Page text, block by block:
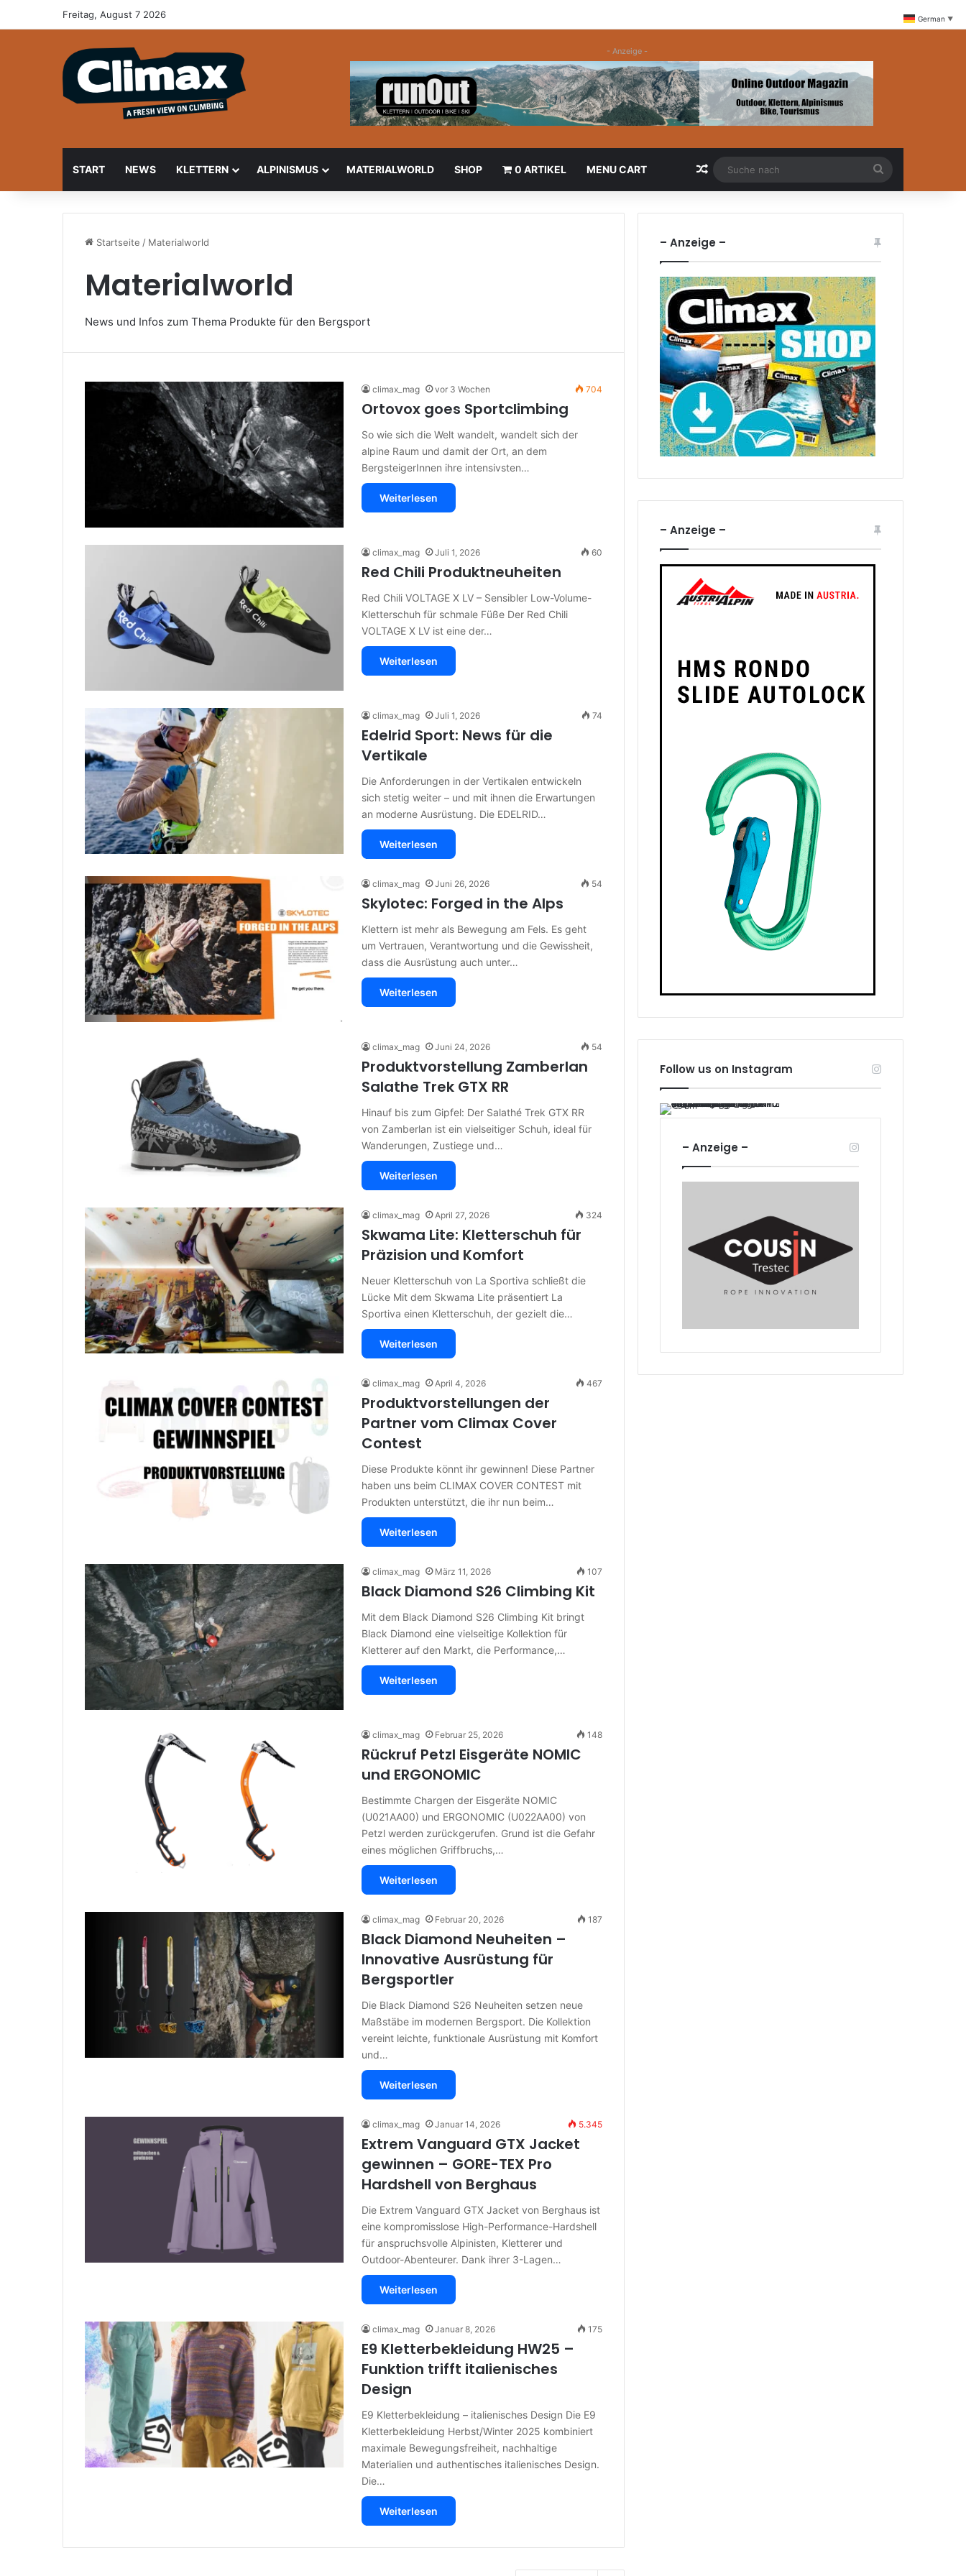
Freitag, August 7 2026
- Anzeige -
START NEWS KLETTERN ALPINISMUS MATERIALWORLD SHOP 0 ARTIKEL MENU CART Zufällige Artikel
nach
Startseite / Materialworld
Materialworld
News und Infos zum Thema Produkte für den Bergsport
climax_mag vor 3 Wochen 704
Ortovox goes Sportclimbing
So wie sich die Welt wandelt, wandelt sich der
alpine Raum und damit der Ort, an dem
BergsteigerInnen ihre intensivsten…
Weiterlesen
climax_mag Juli 1, 2026 60
Red Chili Produktneuheiten
Red Chili VOLTAGE X LV – Sensibler Low-Volume-
Kletterschuh für schmale Füße Der Red Chili
VOLTAGE X LV ist eine der…
Weiterlesen
climax_mag Juli 1, 2026 74
Edelrid Sport: News für die
Vertikale
Die Anforderungen in der Vertikalen entwickeln
sich stetig weiter – und mit ihnen die Erwartungen
an moderne Ausrüstung. Die EDELRID…
Weiterlesen
climax_mag Juni 26, 2026 54
Skylotec: Forged in the Alps
Klettern ist mehr als Bewegung am Fels. Es geht
um Vertrauen, Verantwortung und die Gewissheit,
dass die Ausrüstung auch unter…
Weiterlesen
climax_mag Juni 24, 2026 54
Produktvorstellung Zamberlan
Salathe Trek GTX RR
Hinauf bis zum Gipfel: Der Salathé Trek GTX RR
von Zamberlan ist ein vielseitiger Schuh, ideal für
Wanderungen, Zustiege und…
Weiterlesen
climax_mag April 27, 2026 324
Skwama Lite: Kletterschuh für
Präzision und Komfort
Neuer Kletterschuh von La Sportiva schließt die
Lücke Mit dem Skwama Lite präsentiert La
Sportiva einen Kletterschuh, der gezielt die…
Weiterlesen
climax_mag April 4, 2026 467
Produktvorstellungen der
Partner vom Climax Cover
Contest
Diese Produkte könnt ihr gewinnen! Diese Partner
haben uns beim CLIMAX COVER CONTEST mit
Produkten unterstützt, die ihr nun beim…
Weiterlesen
climax_mag März 11, 2026 107
Black Diamond S26 Climbing Kit
Mit dem Black Diamond S26 Climbing Kit bringt
Black Diamond eine vielseitige Kollektion für
Kletterer auf den Markt, die Performance,…
Weiterlesen
climax_mag Februar 25, 2026 148
Rückruf Petzl Eisgeräte NOMIC
und ERGONOMIC
Bestimmte Chargen der Eisgeräte NOMIC
(U021AA00) und ERGONOMIC (U022AA00) von
Petzl werden zurückgerufen. Grund ist die Gefahr
eines möglichen Griffbruchs,…
Weiterlesen
climax_mag Februar 20, 2026 187
Black Diamond Neuheiten –
Innovative Ausrüstung für
Bergsportler
Die Black Diamond S26 Neuheiten setzen neue
Maßstäbe im modernen Bergsport. Die Kollektion
vereint leichte, funktionale Ausrüstung mit Komfort
und…
Weiterlesen
climax_mag Januar 14, 2026 5.345
Extrem Vanguard GTX Jacket
gewinnen – GORE-TEX Pro
Hardshell von Berghaus
Die Extrem Vanguard GTX Jacket von Berghaus ist
eine kompromisslose High-Performance-Hardshell
für anspruchsvolle Alpinisten, Kletterer und
Outdoor-Abenteurer. Dank ihrer 3-Lagen…
Weiterlesen
climax_mag Januar 8, 2026 175
E9 Kletterbekleidung HW25 –
Funktion trifft italienisches
Design
E9 Kletterbekleidung – italienisches Design Die E9
Kletterbekleidung Herbst/Winter 2025 kombiniert
maximale Bewegungsfreiheit, nachhaltige
Materialien und authentisches italienisches Design.
Die…
Weiterlesen
– Anzeige –
– Anzeige –
Follow us on Instagram
– Anzeige –
German ▼